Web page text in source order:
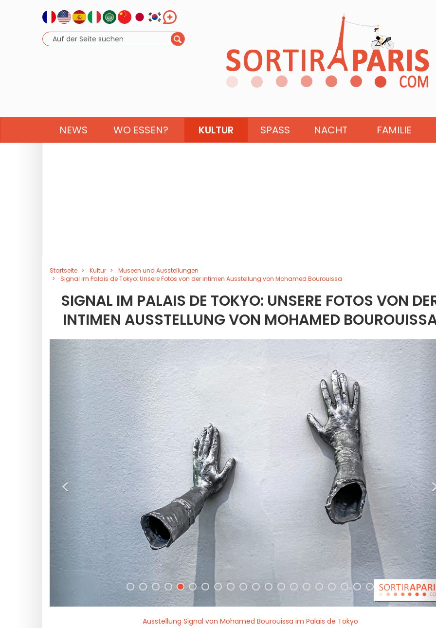
NEWS WO ESSEN? KULTUR SPASS NACHT FAMILIE
Startseite Kultur
Museen und Ausstellungen
Signal im Palais de Tokyo: Unsere Fotos von der intimen Ausstellung von Mohamed Bourouissa
SIGNAL IM PALAIS DE TOKYO: UNSERE FOTOS VON
INTIMEN AUSSTELLUNG VON MOHAMED
<
Ausstellung Signal von Mohamed Bourouissa im Palais de Tokyo